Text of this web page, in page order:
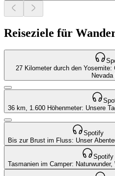
Reiseziele für
27 Kilometer durch den
Nevada
36 km, 1.600 Höhenmeter: Unsere
Spotify
Bis zur Brust im Fluss: Unser
Spotify
Tasmanien im Camper: